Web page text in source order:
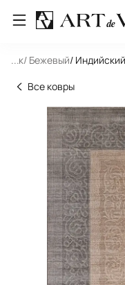
... / Бежевый/
Все ковры